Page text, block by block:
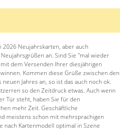
Neujahrskarten, aber auch
an. Sind Sie "mal wieder
dem Versenden Ihrer diesjährigen
Kommen diese Grüße zwischen den
Jahres an, so ist das auch noch ok.
so den Zeitdruck etwas. Auch wenn
Tür steht, haben Sie für den
mehr Zeit. Geschäftliche
meistens schon mit mehrsprachigen
nach Kartenmodell optimal in Szene